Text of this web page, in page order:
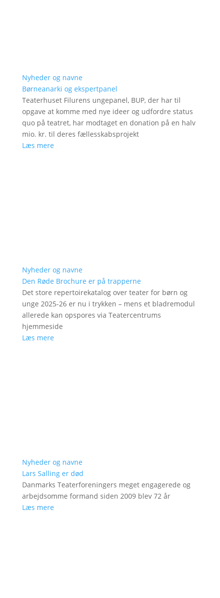
Nyheder og navne
Børneanarki og ekspertpanel
Teaterhuset Filurens ungepanel, BUP, der har til
opgave at komme med nye ideer og udfordre status
quo på teatret, har modtaget en donation på en halv
mio. kr. til deres fællesskabsprojekt
Læs mere
Nyheder og navne
Den Røde Brochure er på trapperne
Det store repertoirekatalog over teater for børn og
unge 2025-26 er nu i trykken – mens et bladremodul
allerede kan opspores via Teatercentrums
hjemmeside
Læs mere
Nyheder og navne
Lars Salling er død
Danmarks Teaterforeningers meget engagerede og
arbejdsomme formand siden 2009 blev 72 år
Læs mere